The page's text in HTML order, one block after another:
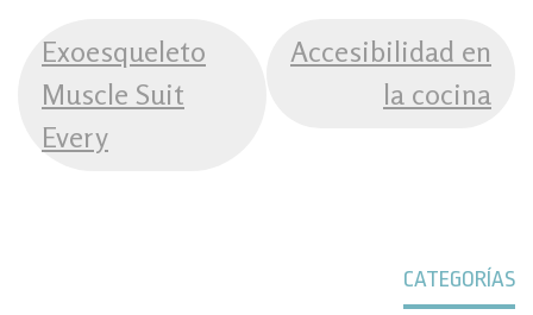
NAVEGACIÓN
DE
ENTRADAS
Exoesqueleto
Muscle Suit
Every
Accesibilidad en
la cocina
CATEGORÍAS